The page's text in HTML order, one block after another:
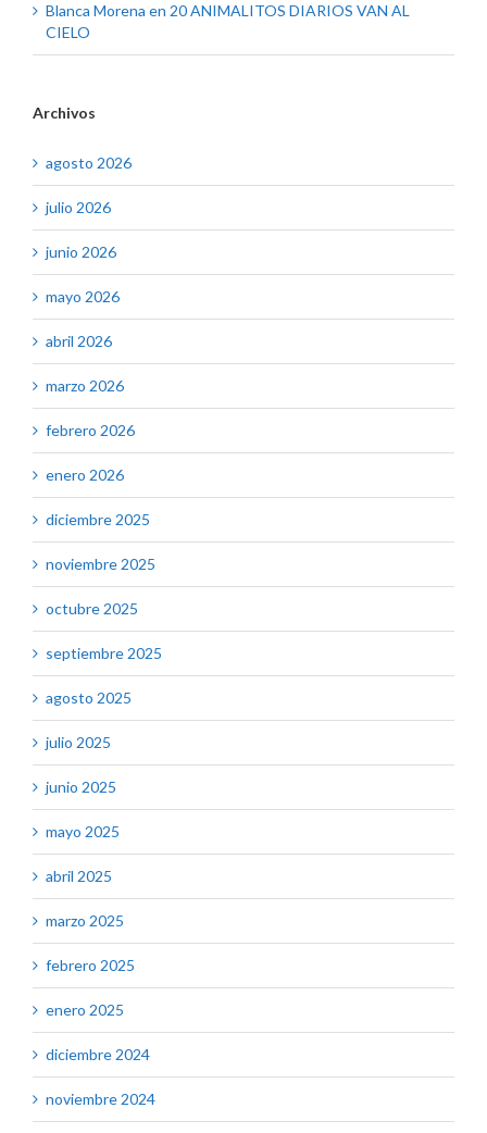
Blanca Morena en 20 ANIMALITOS DIARIOS VAN AL
CIELO
Archivos
agosto 2026
julio 2026
junio 2026
mayo 2026
abril 2026
marzo 2026
febrero 2026
enero 2026
diciembre 2025
noviembre 2025
octubre 2025
septiembre 2025
agosto 2025
julio 2025
junio 2025
mayo 2025
abril 2025
marzo 2025
febrero 2025
enero 2025
diciembre 2024
noviembre 2024